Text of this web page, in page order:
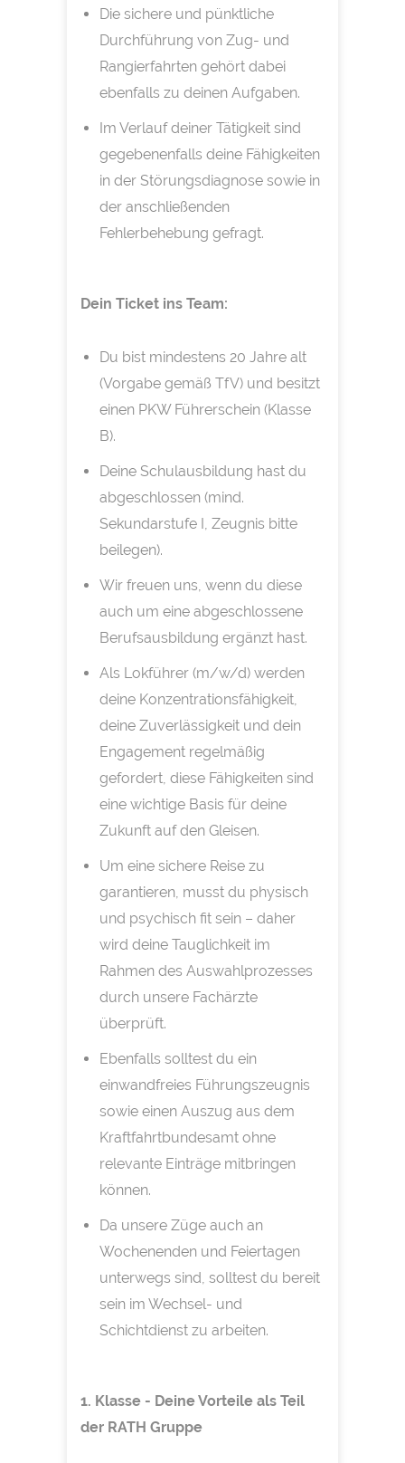
Die sichere und pünktliche
Durchführung von Zug- und
Rangierfahrten gehört dabei
ebenfalls zu deinen Aufgaben.
Im Verlauf deiner Tätigkeit sind
gegebenenfalls deine Fähigkeiten
in der Störungsdiagnose sowie in
der anschließenden
Fehlerbehebung gefragt.
Dein Ticket ins Team:
Du bist mindestens 20 Jahre alt
(Vorgabe gemäß TfV) und besitzt
einen PKW Führerschein (Klasse
B).
Deine Schulausbildung hast du
abgeschlossen (mind.
Sekundarstufe I, Zeugnis bitte
beilegen).
Wir freuen uns, wenn du diese
auch um eine abgeschlossene
Berufsausbildung ergänzt hast.
Als Lokführer (m/w/d) werden
deine Konzentrationsfähigkeit,
deine Zuverlässigkeit und dein
Engagement regelmäßig
gefordert, diese Fähigkeiten sind
eine wichtige Basis für deine
Zukunft auf den Gleisen.
Um eine sichere Reise zu
garantieren, musst du physisch
und psychisch fit sein – daher
wird deine Tauglichkeit im
Rahmen des Auswahlprozesses
durch unsere Fachärzte
überprüft.
Ebenfalls solltest du ein
einwandfreies Führungszeugnis
sowie einen Auszug aus dem
Kraftfahrtbundesamt ohne
relevante Einträge mitbringen
können.
Da unsere Züge auch an
Wochenenden und Feiertagen
unterwegs sind, solltest du bereit
sein im Wechsel- und
Schichtdienst zu arbeiten.
1. Klasse - Deine Vorteile als Teil
der RATH Gruppe